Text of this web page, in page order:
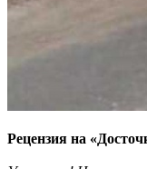
Рецензия на